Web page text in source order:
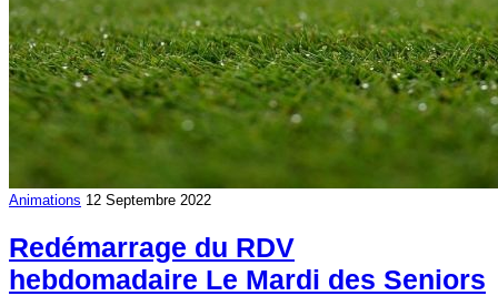
Animations 12 Septembre 2022
Redémarrage du RDV
hebdomadaire Le Mardi des Seniors